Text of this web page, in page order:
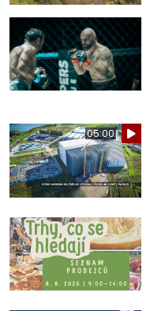
05:00